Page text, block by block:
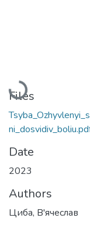
Loading...
Files
Date
2023
Authors
Циба, В'ячеслав